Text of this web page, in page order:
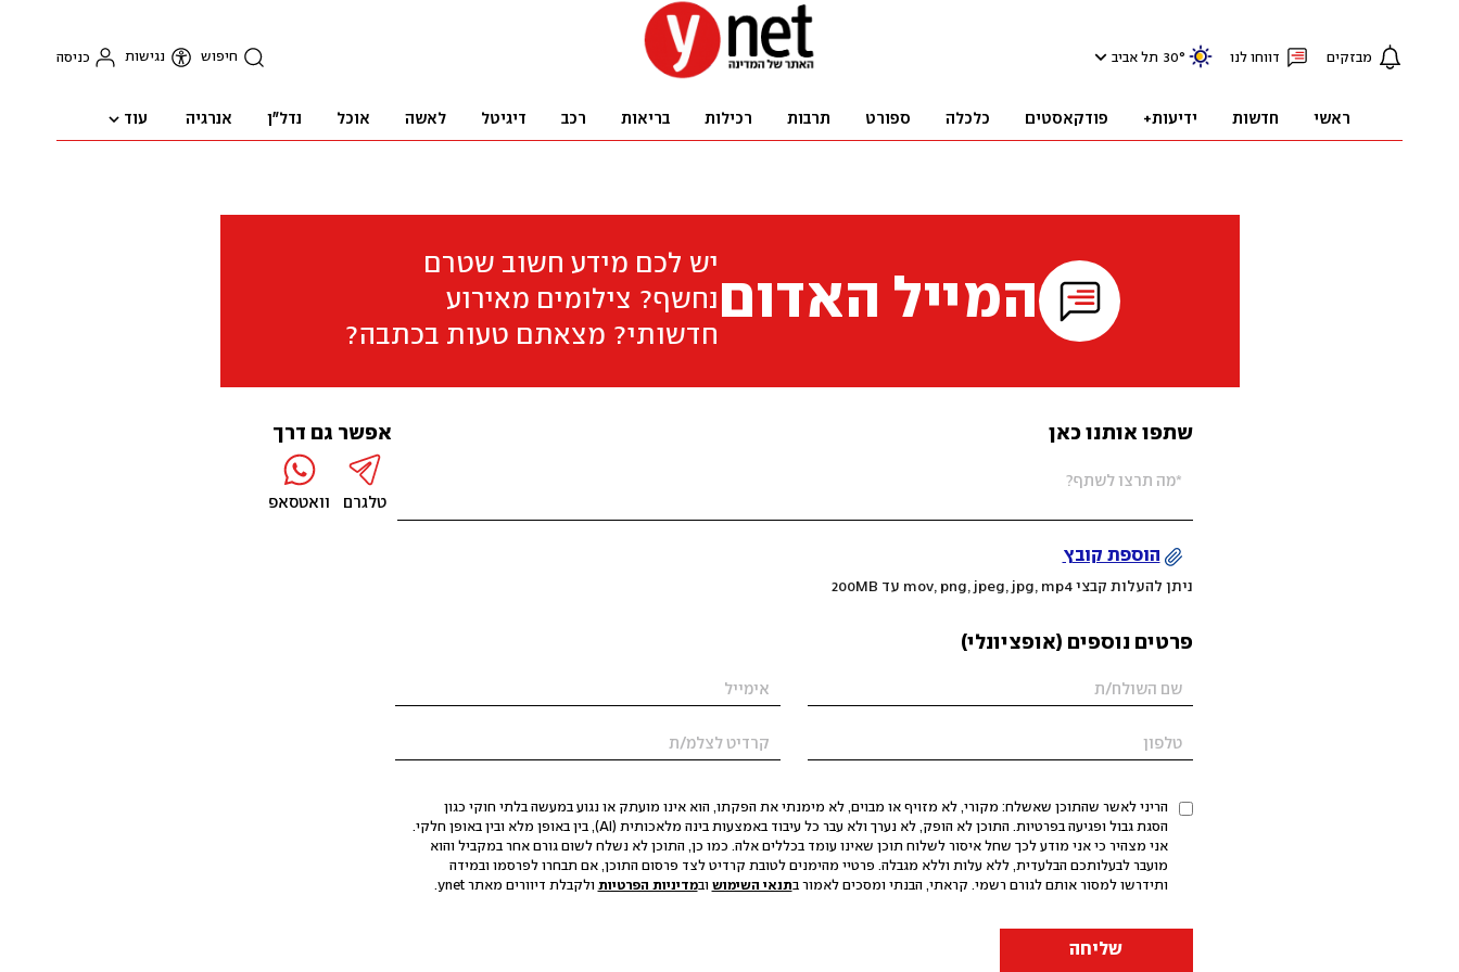
מבזקים דווחו לנו 30° תל אביב חיפוש נגישות כניסה
ראשי חדשות ידיעות+ פודקאסטים כלכלה ספורט תרבות רכילות בריאות רכב דיגיטל לאשה אוכל נדל"ן אנרגיה עוד
המייל האדום
יש לכם מידע חשוב שטרם
נחשף? צילומים מאירוע
חדשותי? מצאתם טעות בכתבה?
שתפו אותנו כאן
הוספת קובץ
ניתן להעלות קבצי mov, png, jpeg, jpg, mp4 עד 200MB
פרטים נוספים (אופציונלי)
הריני לאשר שהתוכן שאשלח: מקורי, לא מזויף או מבוים, לא מימנתי את הפקתו, הוא אינו מועתק או נגוע במעשה בלתי חוקי כגון
הסגת גבול ופגיעה בפרטיות. התוכן לא הופק, לא נערך ולא עבר כל עיבוד באמצעות בינה מלאכותית (AI), בין באופן מלא ובין באופן חלקי.
אני מצהיר כי אני מודע לכך שחל איסור לשלוח תוכן שאינו עומד בכללים אלה. כמו כן, התוכן לא נשלח לשום גורם אחר במקביל והוא
מועבר לבעלותכם הבלעדית, ללא עלות וללא מגבלה. פרטיי מהימנים לטובת קרדיט לצד פרסום התוכן, אם תבחרו לפרסמו ובמידה
ותידרשו למסור אותם לגורם רשמי. קראתי, הבנתי ומסכים לאמור בתנאי השימוש ובמדיניות הפרטיות ולקבלת דיוורים מאתר ynet.
שליחה
אפשר גם דרך
טלגרם וואטסאפ